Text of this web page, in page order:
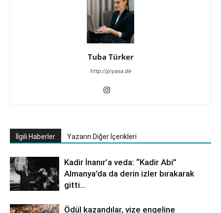
Tuba Türker
http://piyasa.de
İlgili Haberler Yazarın Diğer İçerikleri
Kadir İnanır’a veda: “Kadir Abi”
Almanya’da da derin izler bırakarak
gitti…
Ödül kazandılar, vize engeline